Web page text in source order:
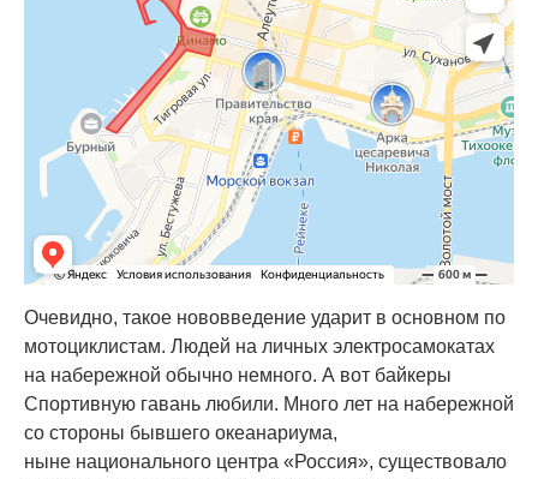
Очевидно, такое нововведение ударит в основном по
мотоциклистам. Людей на личных электросамокатах
на набережной обычно немного. А вот байкеры
Спортивную гавань любили. Много лет на набережной
со стороны бывшего океанариума,
ныне национального центра «Россия», существовало